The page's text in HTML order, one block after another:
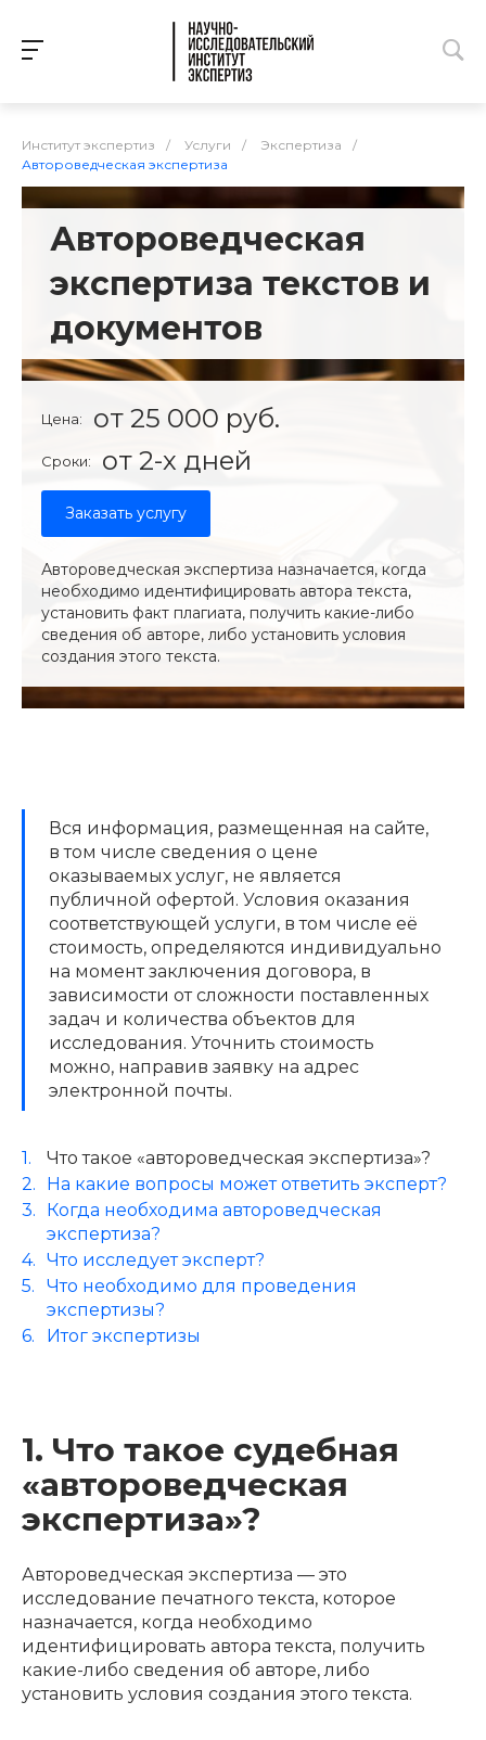
Институт экспертиз / Услуги / Экспертиза
/
Автороведческая экспертиза
Автороведческая
экспертиза текстов и
документов
Цена: от 25 000 руб.
Сроки: от 2-х дней
Заказать услугу
Автороведческая экспертиза назначается, когда
необходимо идентифицировать автора текста,
установить факт плагиата, получить какие-либо
сведения об авторе, либо установить условия
создания этого текста.
Вся информация, размещенная на сайте,
в том числе сведения о цене
оказываемых услуг, не является
публичной офертой. Условия оказания
соответствующей услуги, в том числе её
стоимость, определяются индивидуально
на момент заключения договора, в
зависимости от сложности поставленных
задач и количества объектов для
исследования. Уточнить стоимость
можно, направив заявку на адрес
электронной почты.
Что такое «автороведческая экспертиза»?
На какие вопросы может ответить эксперт?
Когда необходима автороведческая
экспертиза?
Что исследует эксперт?
Что необходимо для проведения
экспертизы?
Итог экспертизы
1. Что такое судебная
«автороведческая
экспертиза»?
Автороведческая экспертиза — это
исследование печатного текста, которое
назначается, когда необходимо
идентифицировать автора текста, получить
какие-либо сведения об авторе, либо
установить условия создания этого текста.